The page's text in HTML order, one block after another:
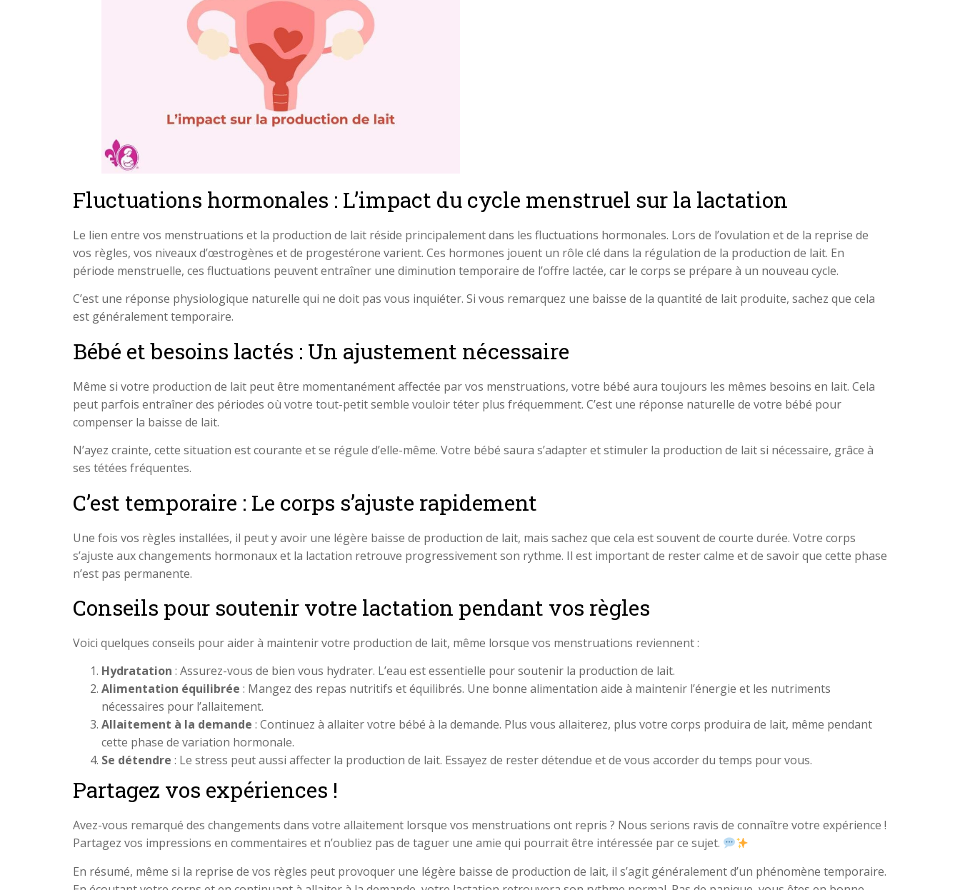
Fluctuations hormonales : L’impact du cycle menstruel sur la lactation
Le lien entre vos menstruations et la production de lait réside principalement dans les fluctuations hormonales. Lors de l’ovulation et de la reprise de
vos règles, vos niveaux d’œstrogènes et de progestérone varient. Ces hormones jouent un rôle clé dans la régulation de la production de lait. En
période menstruelle, ces fluctuations peuvent entraîner une diminution temporaire de l’offre lactée, car le corps se prépare à un nouveau cycle.
C’est une réponse physiologique naturelle qui ne doit pas vous inquiéter. Si vous remarquez une baisse de la quantité de lait produite, sachez que cela
est généralement temporaire.
Bébé et besoins lactés : Un ajustement nécessaire
Même si votre production de lait peut être momentanément affectée par vos menstruations, votre bébé aura toujours les mêmes besoins en lait. Cela
peut parfois entraîner des périodes où votre tout-petit semble vouloir téter plus fréquemment. C’est une réponse naturelle de votre bébé pour
compenser la baisse de lait.
N’ayez crainte, cette situation est courante et se régule d’elle-même. Votre bébé saura s’adapter et stimuler la production de lait si nécessaire, grâce à
ses tétées fréquentes.
C’est temporaire : Le corps s’ajuste rapidement
Une fois vos règles installées, il peut y avoir une légère baisse de production de lait, mais sachez que cela est souvent de courte durée. Votre corps
s’ajuste aux changements hormonaux et la lactation retrouve progressivement son rythme. Il est important de rester calme et de savoir que cette phase
n’est pas permanente.
Conseils pour soutenir votre lactation pendant vos règles
Voici quelques conseils pour aider à maintenir votre production de lait, même lorsque vos menstruations reviennent :
Hydratation : Assurez-vous de bien vous hydrater. L’eau est essentielle pour soutenir la production de lait.
Alimentation équilibrée : Mangez des repas nutritifs et équilibrés. Une bonne alimentation aide à maintenir l’énergie et les nutriments
nécessaires pour l’allaitement.
Allaitement à la demande : Continuez à allaiter votre bébé à la demande. Plus vous allaiterez, plus votre corps produira de lait, même pendant
cette phase de variation hormonale.
Se détendre : Le stress peut aussi affecter la production de lait. Essayez de rester détendue et de vous accorder du temps pour vous.
Partagez vos expériences !
Avez-vous remarqué des changements dans votre allaitement lorsque vos menstruations ont repris ? Nous serions ravis de connaître votre expérience !
Partagez vos impressions en commentaires et n’oubliez pas de taguer une amie qui pourrait être intéressée par ce sujet.
En résumé, même si la reprise de vos règles peut provoquer une légère baisse de production de lait, il s’agit généralement d’un phénomène temporaire.